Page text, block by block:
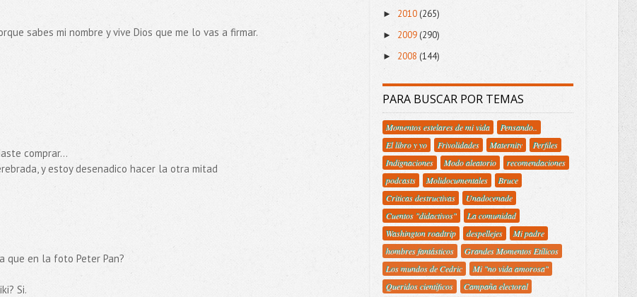
sabes mi nombre y vive Dios que me lo vas a firmar.
comprar...
y estoy desenadico hacer la otra mitad
que en la foto Peter Pan?
Si.
► 2010 (265)
► 2009 (290)
► 2008 (144)
PARA BUSCAR POR TEMAS
Momentos estelares de mi vida
Pensando..
El libro y yo
Frivolidades Maternity
Perfiles
Indignaciones
Modo aleatorio
recomendaciones
podcasts
Molidocumentales
Bruce
Criticas destructivas
Unadocenade
Cuentos "didactivos"
La comunidad
Washington roadtrip
despellejes
Mi padre
hombres fantásticos
Grandes Momentos Etílicos
Los mundos de Cedric
Mi "no vida amorosa"
Queridos científicos
Campaña electoral